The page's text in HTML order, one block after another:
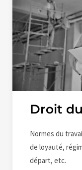
Droit
Normes du
de loyauté,
départ, etc.